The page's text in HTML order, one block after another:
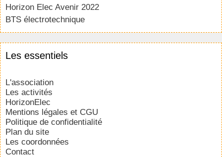
Horizon Elec Avenir 2022
BTS électrotechnique
Les essentiels
L'association
Les activités
HorizonElec
Mentions légales et CGU
Politique de confidentialité
Plan du site
Les coordonnées
Contact